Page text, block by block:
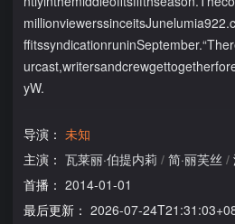
yW.
导演： 未知
主演： 瓦莱丽·伯提内莉 / 简·丽芙丝 /
首播： 2014-01-01
最后更新： 2026-07-